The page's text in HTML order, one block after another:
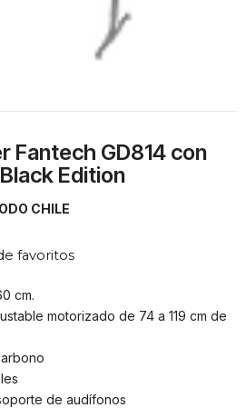
Fantech GD814 con
Edition
CHILE
favoritos
cm.
motorizado de 74 a 119 cm de
de audífonos